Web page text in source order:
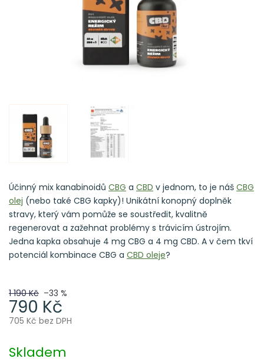
1 190 Kč –33 %
790 Kč
705 Kč bez DPH
cena:
Skladem
Účinný mix kanabinoidů CBG a CBD v jednom, to je náš CBG
olej (nebo také CBG kapky)! Unikátní konopný doplněk
stravy, který vám pomůže se soustředit, kvalitně
regenerovat a zažehnat problémy s trávicím ústrojím.
Jedna kapka obsahuje 4 mg CBG a 4 mg CBD. A v čem tkví
potenciál kombinace CBG a CBD oleje?